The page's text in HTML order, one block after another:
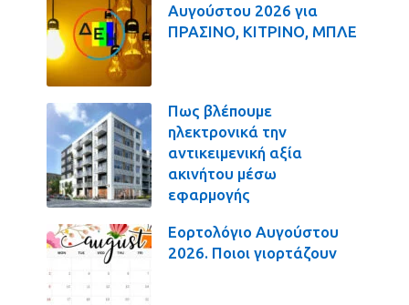
Αυγούστου 2026 για
ΠΡΑΣΙΝΟ, ΚΙΤΡΙΝΟ, ΜΠΛΕ
Πως βλέπουμε
ηλεκτρονικά την
αντικειμενική αξία
ακινήτου μέσω
εφαρμογής
Εορτολόγιο Αυγούστου
2026. Ποιοι γιορτάζουν